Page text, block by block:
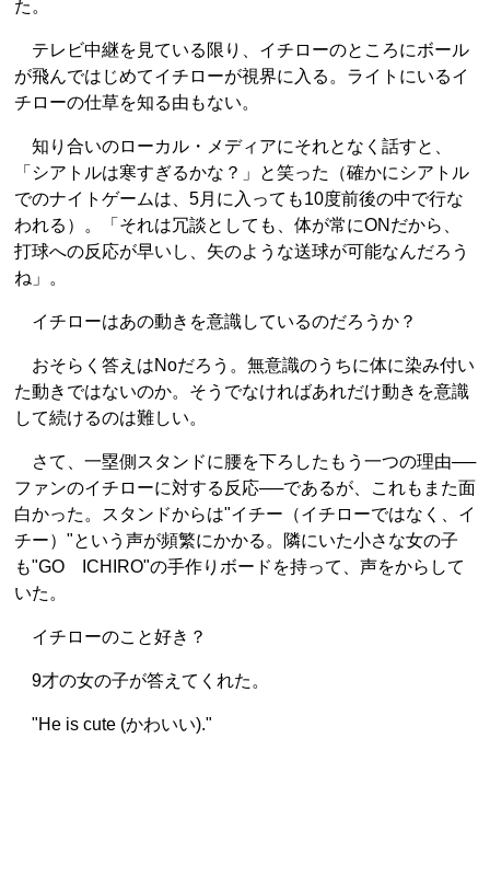
た。
テレビ中継を見ている限り、イチローのところにボール
が飛んではじめてイチローが視界に入る。ライトにいるイ
チローの仕草を知る由もない。
知り合いのローカル・メディアにそれとなく話すと、
「シアトルは寒すぎるかな？」と笑った（確かにシアトル
でのナイトゲームは、5月に入っても10度前後の中で行な
われる）。「それは冗談としても、体が常にONだから、
打球への反応が早いし、矢のような送球が可能なんだろう
ね」。
イチローはあの動きを意識しているのだろうか？
おそらく答えはNoだろう。無意識のうちに体に染み付い
た動きではないのか。そうでなければあれだけ動きを意識
して続けるのは難しい。
さて、一塁側スタンドに腰を下ろしたもう一つの理由──
ファンのイチローに対する反応──であるが、これもまた面
白かった。スタンドからは"イチー（イチローではなく、イ
チー）"という声が頻繁にかかる。隣にいた小さな女の子
も"GO ICHIRO"の手作りボードを持って、声をからして
いた。
イチローのこと好き？
9才の女の子が答えてくれた。
"He is cute (かわいい)."